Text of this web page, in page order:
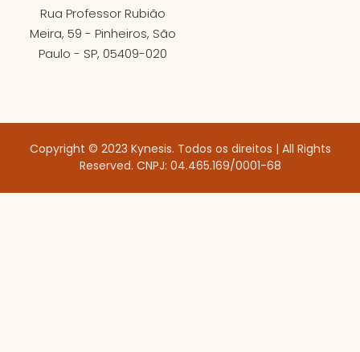
Rua Professor Rubião
Meira, 59 - Pinheiros, São
Paulo - SP, 05409-020
Copyright © 2023 Kynesis. Todos os direitos | All Rights
Reserved. CNPJ: 04.465.169/0001-68